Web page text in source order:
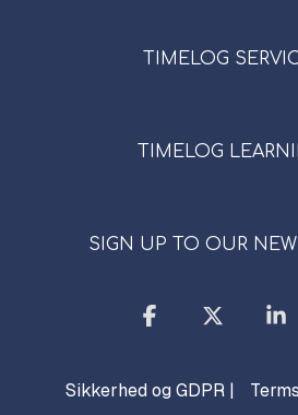
TIMELOG
TIMELOG
SIGN UP TO OUR
Sikkerhed og GDPR |
Facebook